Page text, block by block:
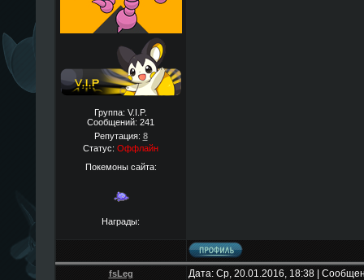
Группа: V.I.P.
Сообщений: 241
Репутация: 8
Статус: Оффлайн
Покемоны сайта:
Награды:
fsLeg Дата: Ср, 20.01.2016, 18:38 |